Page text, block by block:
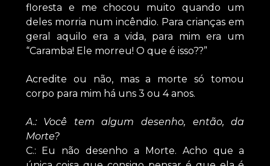
floresta e me chocou muito quando um
deles morria num incêndio. Para crianças em
geral aquilo era a vida, para mim era um
“Caramba! Ele morreu! O que é isso??”
Acredite ou não, mas a morte só tomou
corpo para mim há uns 3 ou 4 anos.
A.: Você tem algum desenho, então, da
Morte?
C.: Eu não desenho a Morte. Acho que a